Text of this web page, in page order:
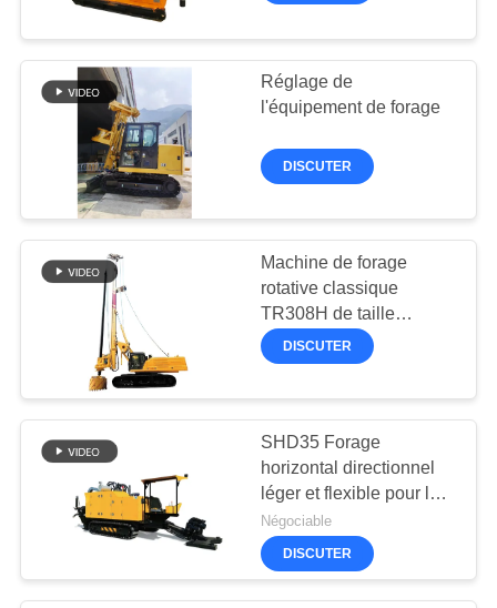
VISITE
D'USINE
CONTRÔLE
QUALITÉ
CONTACTEZ-
DISCUTER
MAINTENANT
COMPANY
De forage Core
55
Équipement de CFA
47
Réglage de
l'équipement de forage
DISCUTER
Machine de forage
rotative classique
TR308H de taille
moyenne
DISCUTER
SHD35 Forage
horizontal directionnel
léger et flexible pour la
construction urbaine
Négociable
DISCUTER